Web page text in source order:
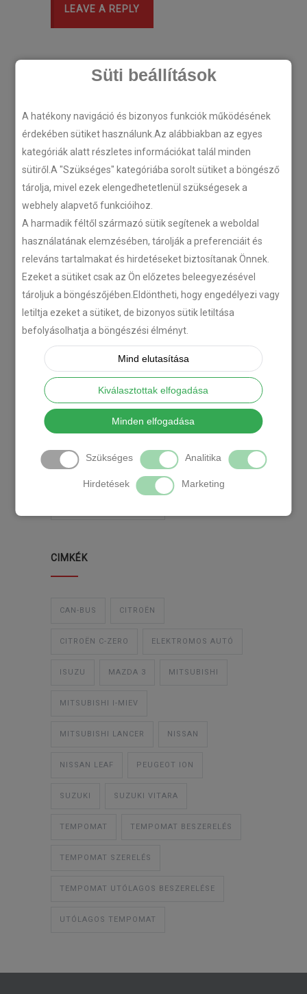
Süti beállítások
A hatékony navigáció és bizonyos funkciók működésének
érdekében sütiket használunk.Az alábbiakban az egyes
kategóriák alatt részletes információkat talál minden
sütiről.A "Szükséges" kategóriába sorolt sütiket a böngésző
tárolja, mivel ezek elengedhetetlenül szükségesek a
webhely alapvető funkcióihoz.
A harmadik féltől származó sütik segítenek a weboldal
használatának elemzésében, tárolják a preferenciáit és
releváns tartalmakat és hirdetéseket biztosítanak Önnek.
Ezeket a sütiket csak az Ön előzetes beleegyezésével
tároljuk a böngészőjében.Eldöntheti, hogy engedélyezi vagy
letiltja ezeket a sütiket, de bizonyos sütik letiltása
befolyásolhatja a böngészési élményt.
Mind elutasítása
Kiválasztottak elfogadása
Minden elfogadása
Szükséges Analitika
Hirdetések Marketing
LEAVE A REPLY
LEGÚJABB CIKKEK
Plug’n’Play tempomat ISUZU
N-szériás teherautókhoz
2018-07-26
Isuzu D-MAX 2006 –
Tempomat beszerelés
2018-06-12
Citroën C-Zero tempomat
beszerelés
2018-02-14
TEMPOMAT BESZERELÉS
CIMKÉK
CAN-BUS CITROËN
CITROËN C-ZERO ELEKTROMOS AUTÓ
ISUZU MAZDA 3 MITSUBISHI
MITSUBISHI I-MIEV
MITSUBISHI LANCER NISSAN
NISSAN LEAF PEUGEOT ION
SUZUKI SUZUKI VITARA
TEMPOMAT TEMPOMAT BESZERELÉS
TEMPOMAT SZERELÉS
TEMPOMAT UTÓLAGOS BESZERELÉSE
UTÓLAGOS TEMPOMAT